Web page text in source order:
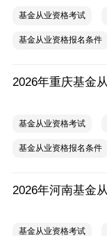
基金从业资格考试
基金从业资格报名条件
基金从业资格考试
基金从业资格报名条件
基金从业资格考试